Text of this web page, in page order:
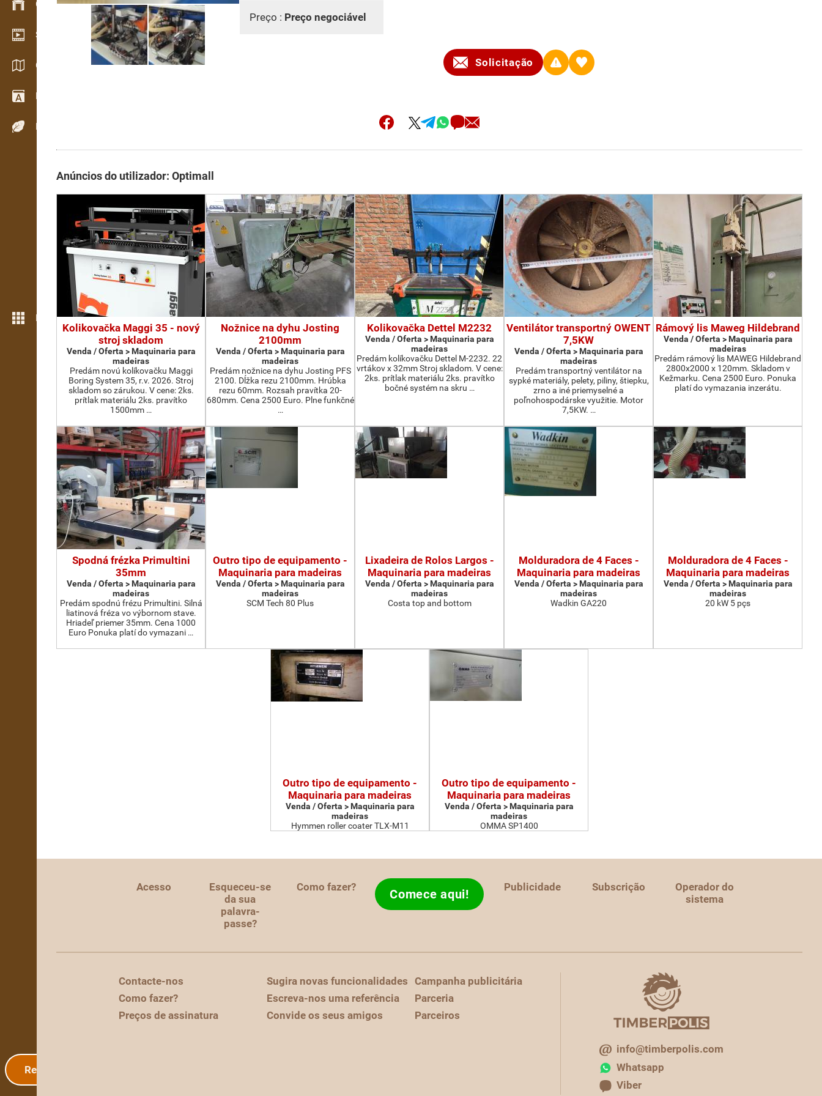
Gestão de stocks
Showroom de vídeo
Catálogos / Brochuras
Dicionário
Espécies de madeira
Mais funcionalidades
Registo
Preço : Preço negociável
Solicitação
Anúncios do utilizador: Optimall
Kolikovačka Maggi 35 - nový
stroj skladom
Venda / Oferta > Maquinaria para
madeiras
Predám novú kolíkovačku Maggi
Boring System 35, r.v. 2026. Stroj
skladom so zárukou. V cene: 2ks.
prítlak materiálu 2ks. pravítko
1500mm …
Nožnice na dyhu Josting
2100mm
Venda / Oferta > Maquinaria para
madeiras
Predám nožnice na dyhu Josting PFS
2100. Dĺžka rezu 2100mm. Hrúbka
rezu 60mm. Rozsah pravítka 20-
680mm. Cena 2500 Euro. Plne funkčné
…
Kolikovačka Dettel M2232
Venda / Oferta > Maquinaria para
madeiras
Predám kolíkovačku Dettel M-2232. 22
vrtákov x 32mm Stroj skladom. V cene:
2ks. prítlak materiálu 2ks. pravítko
bočné systém na skru …
Ventilátor transportný OWENT
7,5KW
Venda / Oferta > Maquinaria para
madeiras
Predám transportný ventilátor na
sypké materiály, pelety, piliny, štiepku,
zrno a iné priemyselné a
poľnohospodárske využitie. Motor
7,5KW. …
Rámový lis Maweg Hildebrand
Venda / Oferta > Maquinaria para
madeiras
Predám rámový lis MAWEG Hildebrand
2800x2000 x 120mm. Skladom v
Kežmarku. Cena 2500 Euro. Ponuka
platí do vymazania inzerátu.
Spodná frézka Primultini
35mm
Venda / Oferta > Maquinaria para
madeiras
Predám spodnú frézu Primultini. Silná
liatinová fréza vo výbornom stave.
Hriadeľ priemer 35mm. Cena 1000
Euro Ponuka platí do vymazani …
Outro tipo de equipamento -
Maquinaria para madeiras
Venda / Oferta > Maquinaria para
madeiras
SCM Tech 80 Plus
Lixadeira de Rolos Largos -
Maquinaria para madeiras
Venda / Oferta > Maquinaria para
madeiras
Costa top and bottom
Molduradora de 4 Faces -
Maquinaria para madeiras
Venda / Oferta > Maquinaria para
madeiras
Wadkin GA220
Molduradora de 4 Faces -
Maquinaria para madeiras
Venda / Oferta > Maquinaria para
madeiras
20 kW 5 pçs
Outro tipo de equipamento -
Maquinaria para madeiras
Venda / Oferta > Maquinaria para
madeiras
Hymmen roller coater TLX-M11
Outro tipo de equipamento -
Maquinaria para madeiras
Venda / Oferta > Maquinaria para
madeiras
OMMA SP1400
Acesso
Esqueceu-se
da sua
palavra-
passe?
Como fazer? Comece aqui! Publicidade Subscrição
Operador do
sistema
Contacte-nos
Como fazer?
Preços de assinatura
Sugira novas funcionalidades
Escreva-nos uma referência
Convide os seus amigos
Campanha publicitária
Parceria
Parceiros
info@timberpolis.com
Whatsapp
Viber